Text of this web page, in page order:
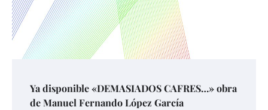
Ya disponible «DEMASIADOS CAFRES…» obra
de Manuel Fernando López García